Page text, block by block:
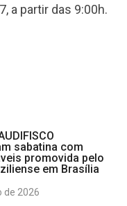
a partir das 9:00h.
sabatina com
promovida pelo
em Brasília
de 2026